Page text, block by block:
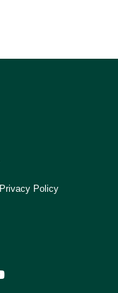
Privacy Policy